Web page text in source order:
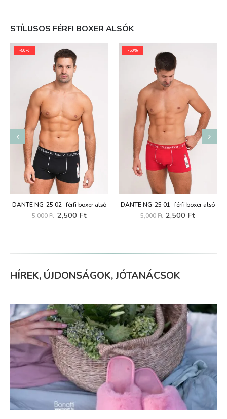
STÍLUSOS FÉRFI BOXER ALSÓK
-50%
DANTE NG-25 02 -férfi boxer alsó
5,000Ft Original
price
2,500 FtCurrent
-50%
DANTE NG-25 01 -férfi boxer alsó
5,000Ft Original
price
2,500 FtCurrent
HÍREK, ÚJDONSÁGOK, JÓTANÁCSOK